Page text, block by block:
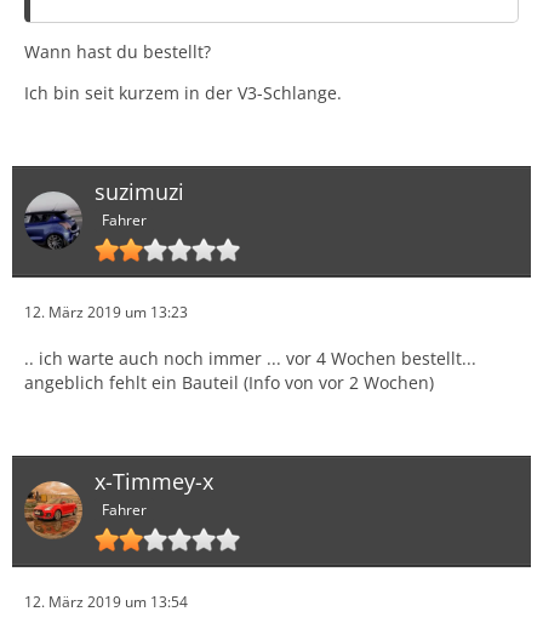
Wann hast du bestellt?
Ich bin seit kurzem in der V3-Schlange.
suzimuzi
Fahrer
12. März 2019 um 13:23
.. ich warte auch noch immer ... vor 4 Wochen bestellt...
angeblich fehlt ein Bauteil (Info von vor 2 Wochen)
x-Timmey-x
Fahrer
12. März 2019 um 13:54